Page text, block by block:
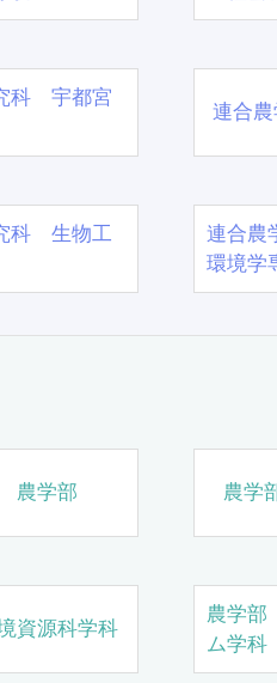
科 宇都宮
連合
科 生物工
連合農
環境学
農学部 農学
資源科学科
農学
ム学科